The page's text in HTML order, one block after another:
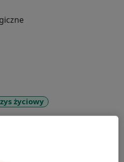
życiowy